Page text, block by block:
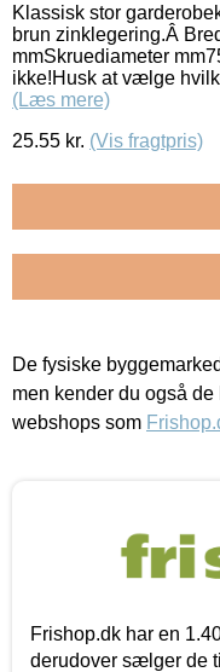
Klassisk stor
brun zinklegering.Â
mmSkruediameter
ikke!Husk at vælge
(Læs mere)
25.55 kr. (Vis fragtpris)
De fysiske
men kender du også
webshops som
Frishop.dk har en
derudover sælger de